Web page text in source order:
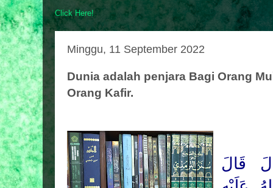
Click Here!
Minggu, 11 September 2022
Dunia adalah penjara Bagi Orang
Orang Kafir.
قَالَ